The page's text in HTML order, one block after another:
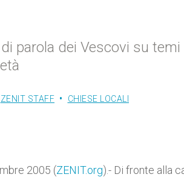
parola dei Vescovi su
ZENIT STAFF CHIESE LOCALI
2005 (ZENIT.org).- Di fronte alla